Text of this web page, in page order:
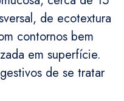
de ecotextura
contornos bem
em superfície.
de se tratar